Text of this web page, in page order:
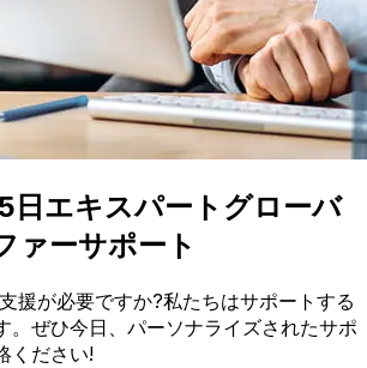
日エキスパートグローバ
ァーサポート
援が必要ですか?私たちはサポートする
。ぜひ今日、パーソナライズされたサポ
ください!